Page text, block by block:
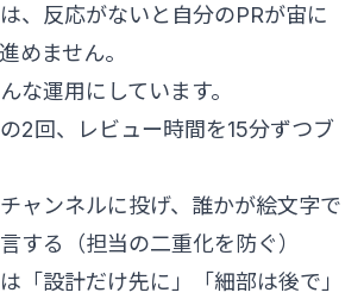
、反応がないと自分のPRが宙に
めません。
な運用にしています。
2回、レビュー時間を15分ずつブ
ャンネルに投げ、誰かが絵文字で
する（担当の二重化を防ぐ）
「設計だけ先に」「細部は後で」